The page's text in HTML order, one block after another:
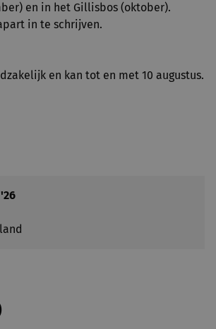
en in het Gillisbos (oktober).
in te schrijven.
en kan tot en met 10 augustus.